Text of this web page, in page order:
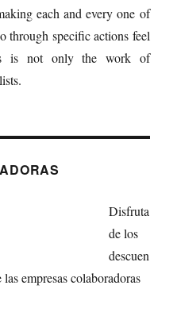
each and every one of
through specific actions feel
is not only the work of
Disfruta
de los
descuen
empresas colaboradoras